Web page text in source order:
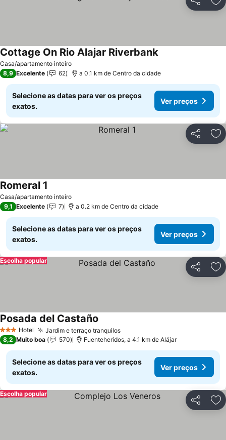
Partilhar
Casa/apartamento inteiro
Cottage On Rio Alajar RiverbankVer preços
8,9 Excelente 62 a 0.1 km de Centro da cidade
Selecione as datas para ver os preços
exatos.
Ver preços
Partilhar
Casa/apartamento inteiro
Romeral 1
9,1 Excelente 7 a 0.2 km de Centro da cidade
Selecione as datas para ver os preços
exatos.
Ver preços
Partilhar
Escolha popular
3 EstrelasHotel Jardim e terraço tranquilosVer preços
Posada del Castaño
8,2 Muito boa 570 Fuenteheridos, a 4.1 km de Alájar
Selecione as datas para ver os preços
exatos.
Ver preços
Partilhar
Escolha popular